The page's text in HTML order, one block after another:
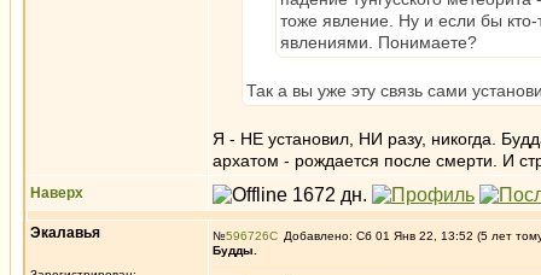
тоже явление. Ну и если бы
явлениями. Понимаете?
Так а вы уже эту связь сами
Я - НЕ установил, НИ разу, никогда.
архатом - рождается после смерти. И
Наверх
Экалавья №596726
Добавлено: Сб 01 Янв 22, 13:52 (5 лет
Будды.